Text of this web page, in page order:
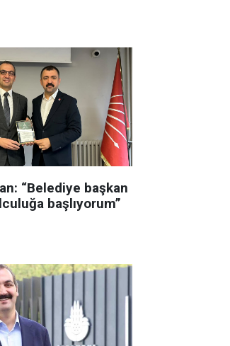
“Belediye başkan
başlıyorum”